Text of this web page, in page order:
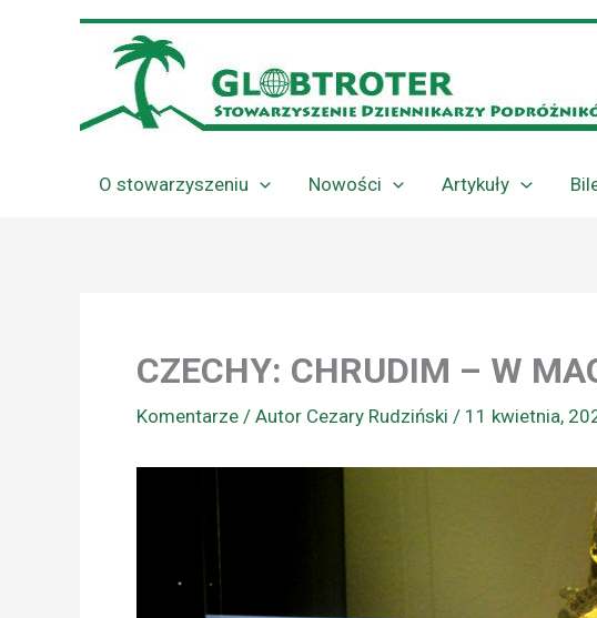
O stowarzyszeniu Nowości Artykuły
CZECHY: CHRUDIM – W
Komentarze / Autor Cezary Rudziński / 11 kwietnia,